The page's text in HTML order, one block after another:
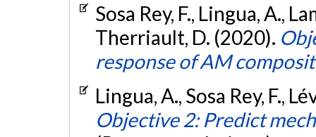
Sosa Rey, F., Lingua, A.,
Therriault, D. (2020).
response of AM
Lingua, A., Sosa Rey, F.,
Objective 2: Predict